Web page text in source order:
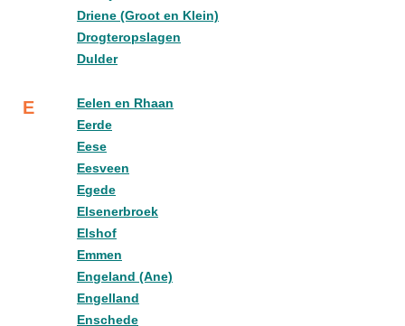
Driene (Groot en Klein)
Drogteropslagen
Dulder
E
Eelen en Rhaan
Eerde
Eese
Eesveen
Egede
Elsenerbroek
Elshof
Emmen
Engeland (Ane)
Engelland
Enschede